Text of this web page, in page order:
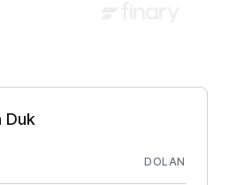
Duk
DOLAN